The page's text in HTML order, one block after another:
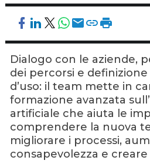
Dialogo con le aziende,
dei percorsi e definizione
d’uso: il team mette in
formazione avanzata
artificiale che aiuta le
comprendere la nuova
migliorare i processi,
consapevolezza e